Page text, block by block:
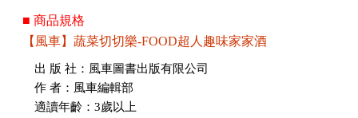
■ 商品規格
【風車】蔬菜切切樂-FOOD超人趣味家家酒
出 版 社：風車圖書出版有限公司
作 者：風車編輯部
適讀年齡：3歲以上